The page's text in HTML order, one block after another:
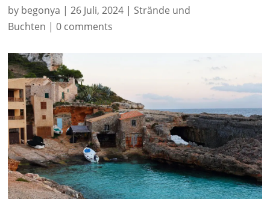
by begonya |26 Juli, 2024 | Strände und
Buchten |0 comments